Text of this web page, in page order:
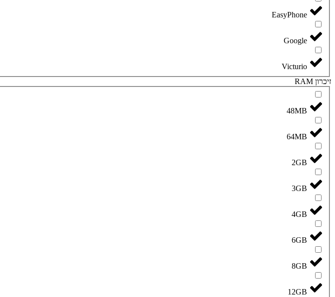
EasyPhone
Google
Victurio
זיכרון RAM
48MB
64MB
2GB
3GB
4GB
6GB
8GB
12GB